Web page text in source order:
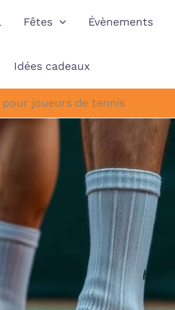
Fêtes Évènements
Idées cadeaux
pour joueurs de tennis